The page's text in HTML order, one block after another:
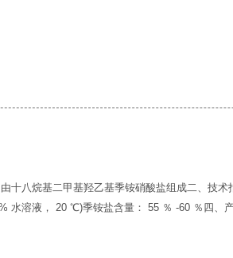
十八烷基二甲基羟乙基季铵硝酸盐组成二、技
水溶液， 20 ℃)季铵盐含量： 55 ％ -60 ％四、产